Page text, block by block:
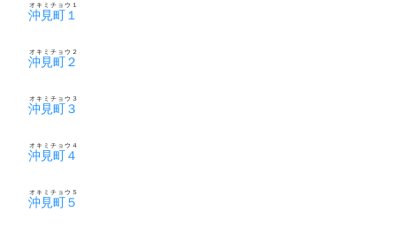
沖見町１
オキミチョウ１
沖見町２
オキミチョウ２
沖見町３
オキミチョウ３
沖見町４
オキミチョウ４
沖見町５
オキミチョウ５